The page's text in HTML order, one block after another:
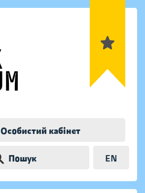
Особистий кабінет
Пошук EN